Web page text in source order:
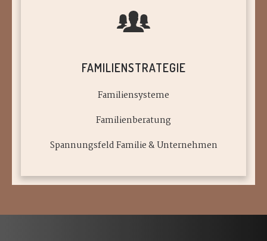
FAMILIENSTRATEGIE
Familiensysteme
Familienberatung
Spannungsfeld Familie & Unternehmen